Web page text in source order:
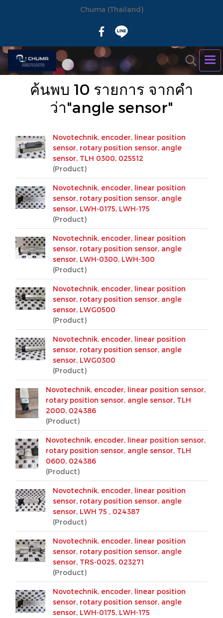
Chuma (Thailand)
ค้นพบ 10 รายการ จากคำ
ว่า"angle sensor"
Novotechnik, encoder, linear position
sensor, rotary position sensor, angle
sensor, TLH 0300, 025512
(Product)
Novotechnik, encoder, linear position
sensor, rotary position sensor, angle
sensor, LWH-0175, LWH-175
(Product)
Novotechnik, encoder, linear position
sensor, rotary position sensor, angle
sensor, LWH-0300, LWH-300
(Product)
Novotechnik, encoder, linear position
sensor, rotary position sensor, angle
sensor, LWG0500
(Product)
Novotechnik, encoder, linear position
sensor, rotary position sensor, angle
sensor, LWG0300
(Product)
Novotechnik, encoder, linear position sensor,
rotary position sensor, angle sensor, TLH
2000, 024386
(Product)
Novotechnik, encoder, linear position sensor,
rotary position sensor, angle sensor, TLH
0600, 024386
(Product)
Novotechnik, encoder, linear position
sensor, rotary position sensor, angle
sensor, LWH 75 , 024387
(Product)
Novotechnik, encoder, linear position
sensor, rotary position sensor, angle
sensor, TRS-0025, 023271
(Product)
Novotechnik, encoder, linear position
sensor, rotary position sensor, angle
sensor, LWH-0175, LWH-175